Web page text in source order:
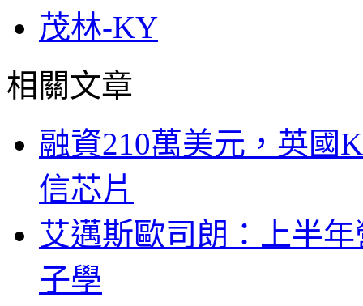
茂林-KY
相關文章
融資210萬美元，英國
信芯片
艾邁斯歐司朗：上半
子學